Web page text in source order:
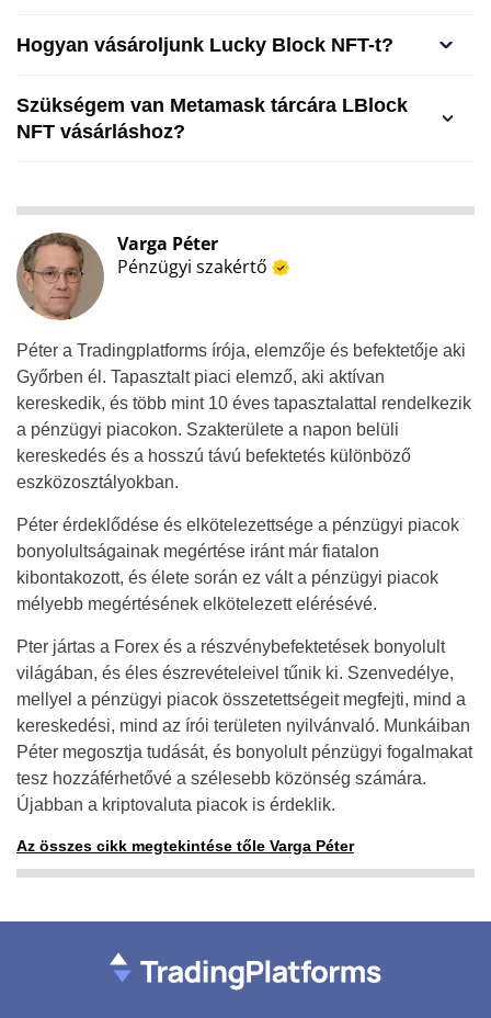
Hogyan vásároljunk Lucky Block NFT-t?
Szükségem van Metamask tárcára LBlock
NFT vásárláshoz?
Varga Péter
Pénzügyi szakértő
Péter a Tradingplatforms írója, elemzője és befektetője aki
Győrben él. Tapasztalt piaci elemző, aki aktívan
kereskedik, és több mint 10 éves tapasztalattal rendelkezik
a pénzügyi piacokon. Szakterülete a napon belüli
kereskedés és a hosszú távú befektetés különböző
eszközosztályokban.
Péter érdeklődése és elkötelezettsége a pénzügyi piacok
bonyolultságainak megértése iránt már fiatalon
kibontakozott, és élete során ez vált a pénzügyi piacok
mélyebb megértésének elkötelezett elérésévé.
Pter jártas a Forex és a részvénybefektetések bonyolult
világában, és éles észrevételeivel tűnik ki. Szenvedélye,
mellyel a pénzügyi piacok összetettségeit megfejti, mind a
kereskedési, mind az írói területen nyilvánvaló. Munkáiban
Péter megosztja tudását, és bonyolult pénzügyi fogalmakat
tesz hozzáférhetővé a szélesebb közönség számára.
Újabban a kriptovaluta piacok is érdeklik.
Az összes cikk megtekintése tőle Varga Péter